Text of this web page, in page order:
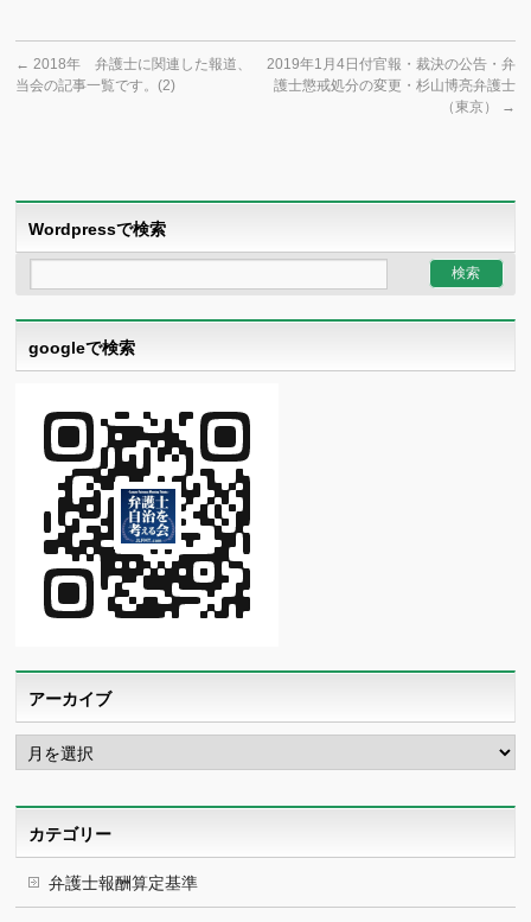
← 2018年 弁護士に関連した報道、
当会の記事一覧です。(2)
2019年1月4日付官報・裁決の公告・弁
護士懲戒処分の変更・杉山博亮弁護士
（東京）
→
Wordpressで検索
googleで検索
アーカイブ
ア
ー
カ
カテゴリー
弁護士報酬算定基準